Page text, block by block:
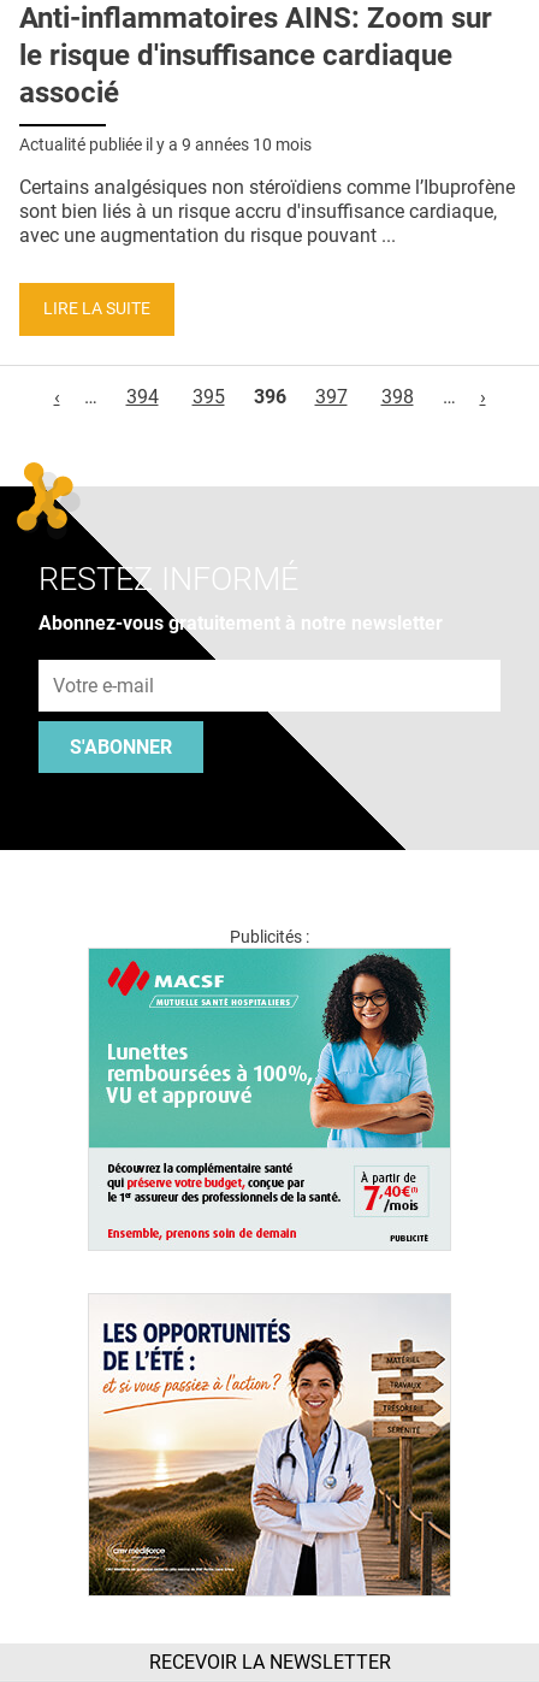
Anti-inflammatoires AINS: Zoom sur
le risque d'insuffisance cardiaque
associé
Actualité publiée il y a 9 années 10 mois
Certains analgésiques non stéroïdiens comme l’Ibuprofène
sont bien liés à un risque accru d'insuffisance cardiaque,
avec une augmentation du risque pouvant ...
LIRE LA SUITE
‹
… 394 395 396 397 398 … ›
RESTEZ INFORMÉ
Abonnez-vous gratuitement à notre newsletter
S'ABONNER
Publicités :
RECEVOIR LA NEWSLETTER